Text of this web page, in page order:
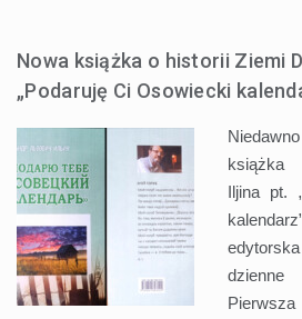
Nowa książka o historii Ziemi
„Podaruję Ci Osowiecki
książka
Iljina pt.